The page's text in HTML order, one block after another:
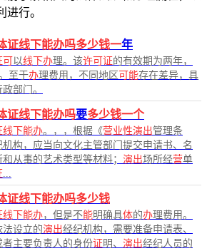
进行。
证线下能办吗多少钱一年
可以线下办理。该许可证的有效期为两年，
至于办理费用，不同地区可能存在差异，具
部门。
证线下能办吗要多少钱一个
线下能办。，，根据《营业性演出管理条
机构，应当向文化主管部门提交申请书、名
从事的艺术类型等材料； 演出场所经营单
证线下能办吗多少钱
线下能办，但是不能明确具体的办理费用。
法设立的演出经纪机构，需要准备申请表、
主要负责人的身份证明、 演出经纪人员的